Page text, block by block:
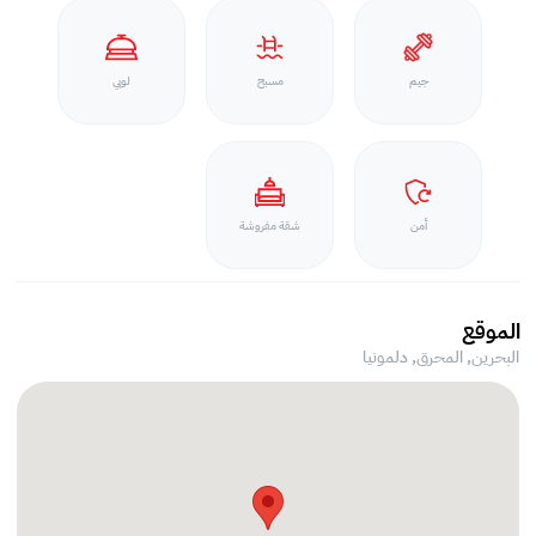
جيم مسبح لوبي
أمن شقة مفروشة
الموقع
البحرين, المحرق, دلمونيا